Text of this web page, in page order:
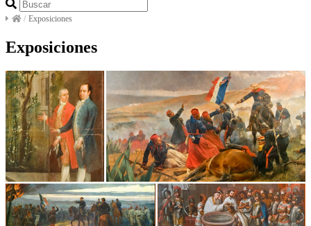
/ Exposiciones
Exposiciones